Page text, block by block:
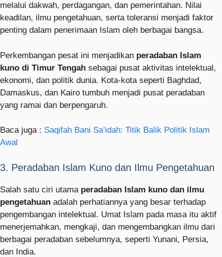
melalui dakwah, perdagangan, dan pemerintahan. Nilai
keadilan, ilmu pengetahuan, serta toleransi menjadi faktor
penting dalam penerimaan Islam oleh berbagai bangsa.
Perkembangan pesat ini menjadikan peradaban Islam
kuno di Timur Tengah sebagai pusat aktivitas intelektual,
ekonomi, dan politik dunia. Kota-kota seperti Baghdad,
Damaskus, dan Kairo tumbuh menjadi pusat peradaban
yang ramai dan berpengaruh.
Baca juga : Saqifah Bani Sa’idah: Titik Balik Politik Islam
Awal
3. Peradaban Islam Kuno dan Ilmu Pengetahuan
Salah satu ciri utama peradaban Islam kuno dan ilmu
pengetahuan adalah perhatiannya yang besar terhadap
pengembangan intelektual. Umat Islam pada masa itu aktif
menerjemahkan, mengkaji, dan mengembangkan ilmu dari
berbagai peradaban sebelumnya, seperti Yunani, Persia,
dan India.